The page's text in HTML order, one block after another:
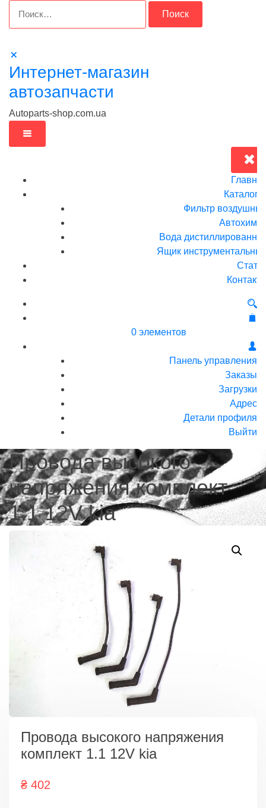
Интернет-магазин
автозапчасти
Autoparts-shop.com.ua
Каталог
Фильтр
Вода
Ящик
0 элементов
Панель управления
Заказы
Загрузки
Адрес
Детали профиля
Выйти
Провода высокого
напряжения комплект
1.1 12V kia
Провода высокого напряжения
комплект 1.1 12V kia
₴ 402